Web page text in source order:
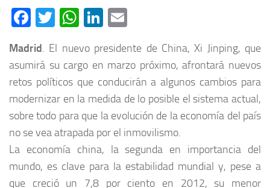
Facebook
TwitterWhatsApp
LinkedIn
Madrid. El nuevo presidente de China, Xi Jinping, que
asumirá su cargo en marzo próximo, afrontará nuevos
retos políticos que conducirán a algunos cambios para
modernizar en la medida de lo posible el sistema actual,
sobre todo para que la evolución de la economía del país
no se vea atrapada por el inmovilismo.
La economía china, la segunda en importancia del
mundo, es clave para la estabilidad mundial y, pese a
que creció un 7,8 por ciento en 2012, su menor